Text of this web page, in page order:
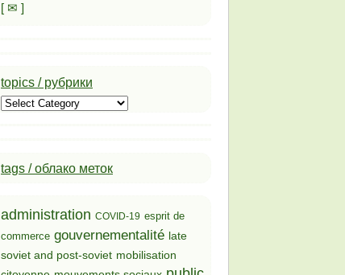
[ ✉ ]
topics / рубрики
topics
/
tags / облако меток
administration COVID-19 esprit de
commerce gouvernementalité late
soviet and post-soviet mobilisation